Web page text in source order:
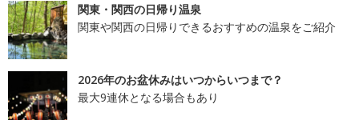
関東・関西の日帰り温泉
関東や関西の日帰りできるおすすめの温泉をご紹介
2026年のお盆休みはいつからいつまで？
最大9連休となる場合もあり